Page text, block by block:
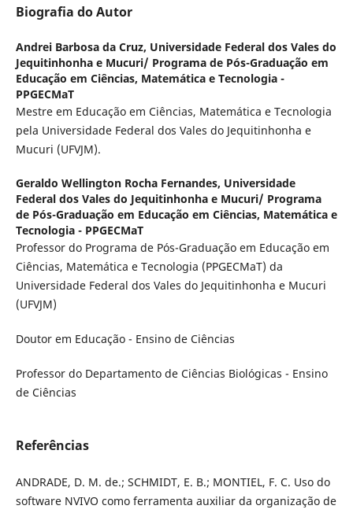
Biografia do Autor
Andrei Barbosa da Cruz, Universidade Federal dos Vales do
Jequitinhonha e Mucuri/ Programa de Pós-Graduação em
Educação em Ciências, Matemática e Tecnologia -
PPGECMaT
Mestre em Educação em Ciências, Matemática e Tecnologia
pela Universidade Federal dos Vales do Jequitinhonha e
Mucuri (UFVJM).
Geraldo Wellington Rocha Fernandes, Universidade
Federal dos Vales do Jequitinhonha e Mucuri/ Programa
de Pós-Graduação em Educação em Ciências, Matemática e
Tecnologia - PPGECMaT
Professor do Programa de Pós-Graduação em Educação em
Ciências, Matemática e Tecnologia (PPGECMaT) da
Universidade Federal dos Vales do Jequitinhonha e Mucuri
(UFVJM)
Doutor em Educação - Ensino de Ciências
Professor do Departamento de Ciências Biológicas - Ensino
de Ciências
Referências
ANDRADE, D. M. de.; SCHMIDT, E. B.; MONTIEL, F. C. Uso do
software NVIVO como ferramenta auxiliar da organização de